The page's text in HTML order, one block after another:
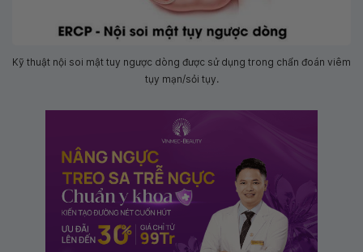
Kỹ thuật nội soi mật tuy ngược dòng được sử dụng trong chẩn đoán viêm
tụy mạn/sỏi tụy.